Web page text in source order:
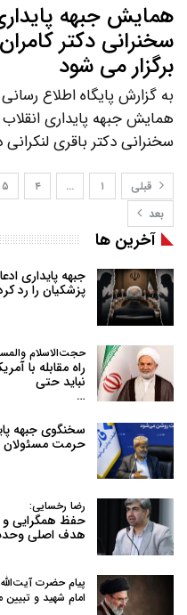
همایش جبهه
سخنرانی دکتر
برگزار می شود
به گزارش پایگاه اطلاع
همایش جبهه پایداری انقلاب
سخنرانی دکتر باقری
قبلی ۱ … ۴ ۵
بعد
آخرین ها
جبهه پایداری
پزشکیان را رد
حجت‌الاسلام
راه مقابله با
نباید حتی
…
سخنگوی جبهه
حرمت
رضا رخسایی:
حفظ همگرایی و
هدف اصلی وحدت
پیام حضرت
امام شهید و